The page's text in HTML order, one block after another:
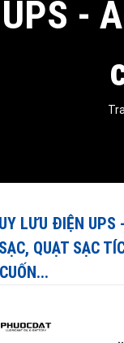
-
LƯU ĐIỆN UPS
QUẠT SẠC